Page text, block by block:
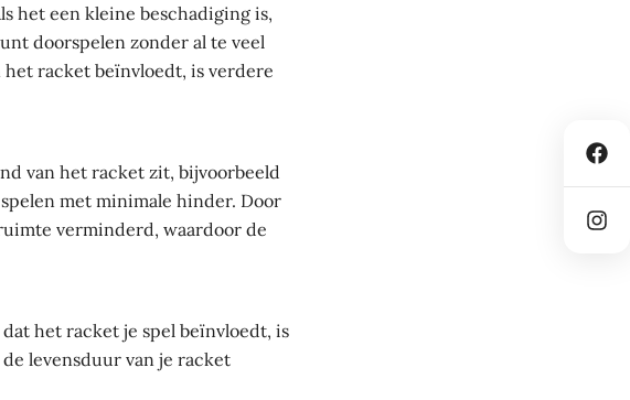
het een kleine beschadiging is,
doorspelen zonder al te veel
racket beïnvloedt, is verdere
van het racket zit, bijvoorbeeld
met minimale hinder. Door
verminderd, waardoor de
het racket je spel beïnvloedt, is
levensduur van je racket